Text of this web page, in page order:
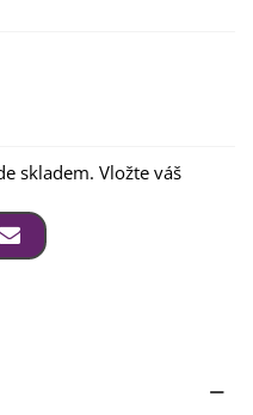
skladem. Vložte váš